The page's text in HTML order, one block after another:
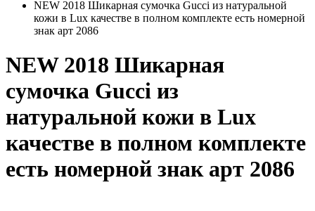
NEW 2018 Шикарная сумочка Gucci из натуральной
кожи в Lux качестве в полном комплекте есть номерной
знак арт 2086
NEW 2018 Шикарная
сумочка Gucci из
натуральной кожи в Lux
качестве в полном комплекте
есть номерной знак арт 2086